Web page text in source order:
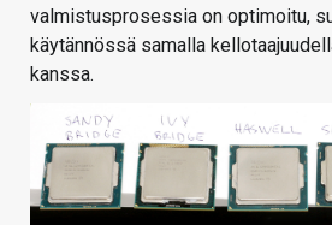
valmistusprosessia on optimoitu,
käytännössä samalla
kanssa.